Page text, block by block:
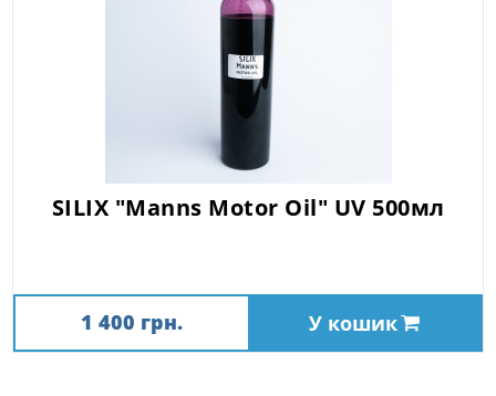
SILIX "Manns Motor Oil" UV 500мл
1 400 грн. У кошик